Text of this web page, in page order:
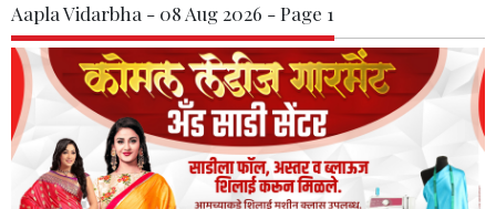
Aapla Vidarbha - 08 Aug 2026 - Page 1